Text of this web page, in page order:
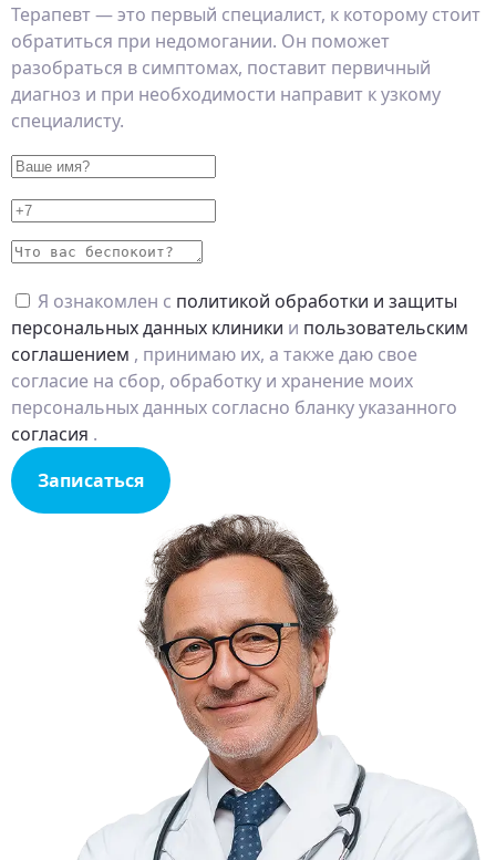
Терапевт — это первый специалист, к которому стоит
обратиться при недомогании. Он поможет
разобраться в симптомах, поставит первичный
диагноз и при необходимости направит к узкому
специалисту.
Я ознакомлен с политикой обработки и защиты
персональных данных клиники и пользовательским
соглашением , принимаю их, а также даю свое
согласие на сбор, обработку и хранение моих
персональных данных согласно бланку указанного
согласия .
Записаться